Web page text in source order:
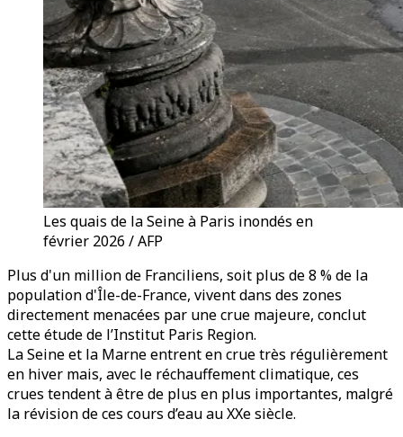
Les quais de la Seine à Paris inondés en
février 2026 / AFP
Plus d'un million de Franciliens, soit plus de 8 % de la
population d'Île-de-France, vivent dans des zones
directement menacées par une crue majeure, conclut
cette étude de l’Institut Paris Region.
La Seine et la Marne entrent en crue très régulièrement
en hiver mais, avec le réchauffement climatique, ces
crues tendent à être de plus en plus importantes, malgré
la révision de ces cours d’eau au XXe siècle.